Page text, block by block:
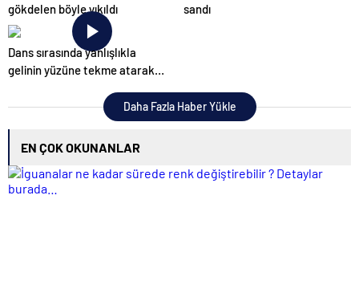
gökdelen böyle yıkıldı
sandı
Dans sırasında yanlışlıkla
gelinin yüzüne tekme atarak
Daha Fazla Haber Yükle
EN ÇOK OKUNANLAR